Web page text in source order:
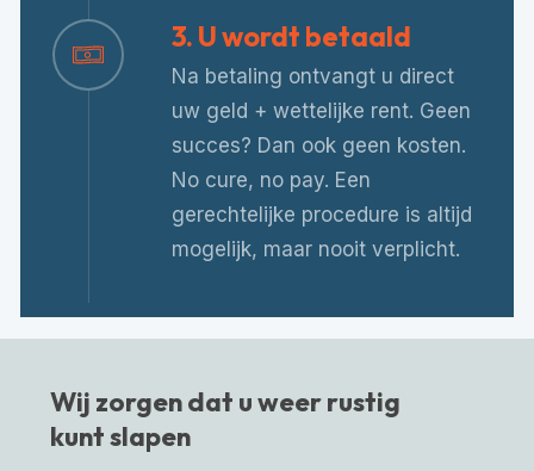
3. U wordt betaald
Na betaling ontvangt u direct
uw geld + wettelijke rent. Geen
succes? Dan ook geen kosten.
No cure, no pay. Een
gerechtelijke procedure is altijd
mogelijk, maar nooit verplicht.
Wij zorgen dat u weer rustig
kunt slapen